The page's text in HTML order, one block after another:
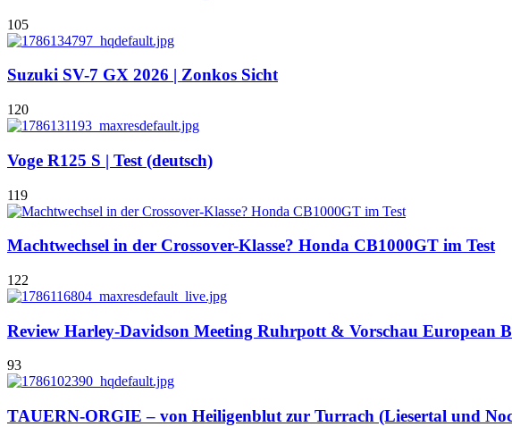
105
Suzuki SV-7 GX 2026 | Zonkos Sicht
120
Voge R125 S | Test (deutsch)
119
Machtwechsel in der Crossover-Klasse? Honda CB1000GT im Test
122
Review Harley-Davidson Meeting Ruhrpott & Vorschau European
93
TAUERN-ORGIE – von Heiligenblut zur Turrach (Liesertal und